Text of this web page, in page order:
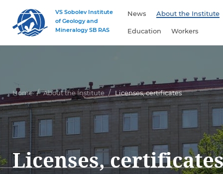
VS Sobolev Institute
of Geology and
Mineralogy SB RAS
News About the Institute
Education Workers
Home About the Institute Licenses, certificates
Licenses,